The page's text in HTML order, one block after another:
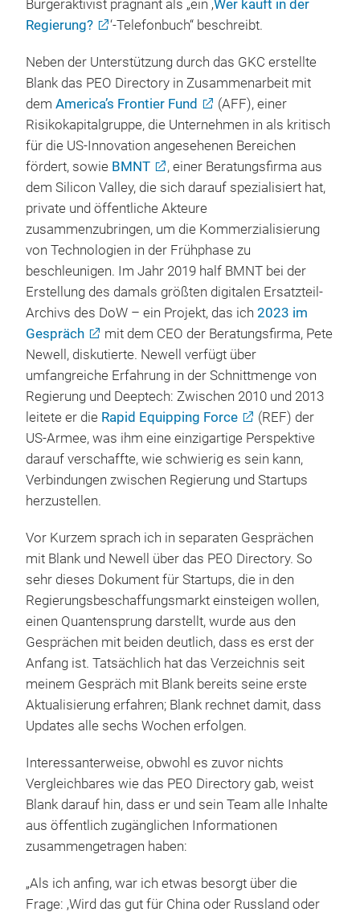
Bürgeraktivist prägnant als „ein ‚Wer kauft in der
Regierung?
‘-Telefonbuch“ beschreibt.
Neben der Unterstützung durch das GKC erstellte
Blank das PEO Directory in Zusammenarbeit mit
dem America’s Frontier Fund
(AFF), einer
Risikokapitalgruppe, die Unternehmen in als kritisch
für die US-Innovation angesehenen Bereichen
fördert, sowie BMNT
, einer Beratungsfirma aus
dem Silicon Valley, die sich darauf spezialisiert hat,
private und öffentliche Akteure
zusammenzubringen, um die Kommerzialisierung
von Technologien in der Frühphase zu
beschleunigen. Im Jahr 2019 half BMNT bei der
Erstellung des damals größten digitalen Ersatzteil-
Archivs des DoW – ein Projekt, das ich 2023 im
Gespräch
mit dem CEO der Beratungsfirma, Pete
Newell, diskutierte. Newell verfügt über
umfangreiche Erfahrung in der Schnittmenge von
Regierung und Deeptech: Zwischen 2010 und 2013
leitete er die Rapid Equipping Force
(REF) der
US-Armee, was ihm eine einzigartige Perspektive
darauf verschaffte, wie schwierig es sein kann,
Verbindungen zwischen Regierung und Startups
herzustellen.
Vor Kurzem sprach ich in separaten Gesprächen
mit Blank und Newell über das PEO Directory. So
sehr dieses Dokument für Startups, die in den
Regierungsbeschaffungsmarkt einsteigen wollen,
einen Quantensprung darstellt, wurde aus den
Gesprächen mit beiden deutlich, dass es erst der
Anfang ist. Tatsächlich hat das Verzeichnis seit
meinem Gespräch mit Blank bereits seine erste
Aktualisierung erfahren; Blank rechnet damit, dass
Updates alle sechs Wochen erfolgen.
Interessanterweise, obwohl es zuvor nichts
Vergleichbares wie das PEO Directory gab, weist
Blank darauf hin, dass er und sein Team alle Inhalte
aus öffentlich zugänglichen Informationen
zusammengetragen haben:
„Als ich anfing, war ich etwas besorgt über die
Frage: ‚Wird das gut für China oder Russland oder